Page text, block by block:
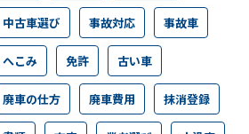
中古車選び 事故対応 事故車
こみ 免許 古い車
廃車の仕方 廃車費用 抹消登録